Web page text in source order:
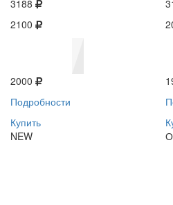
3188
2100
2000
Подробности
Купить
NEW